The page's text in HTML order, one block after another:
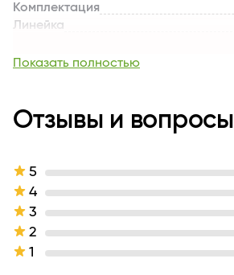
Комплектация
Линейка
компоненты
гиалурон
Тип продукта
Текстура
Страна бренда
Показать полностью
Отзывы и вопросы
5
4
3
2
1